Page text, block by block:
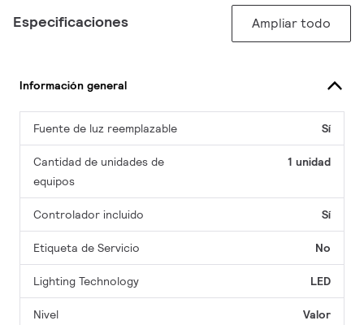
Especificaciones Ampliar todo
Información general
Fuente de luz reemplazable Sí
Cantidad de unidades de
equipos
1 unidad
Controlador incluido Sí
Etiqueta de Servicio No
Lighting Technology LED
Nivel Valor